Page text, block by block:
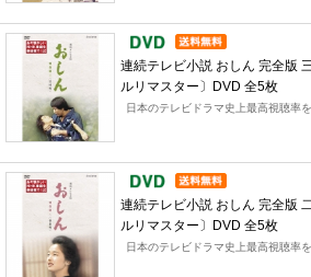
連続テレビ小説 おしん 完全版
ルリマスター〕DVD 全5枚
日本のテレビドラマ史上最高視聴率
連続テレビ小説 おしん 完全版
ルリマスター〕DVD 全5枚
日本のテレビドラマ史上最高視聴率